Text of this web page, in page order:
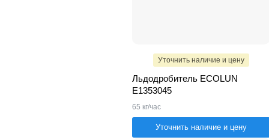
Уточнить наличие и цену
Льдодробитель ECOLUN
E1353045
65 кг/час
Уточнить наличие и цену